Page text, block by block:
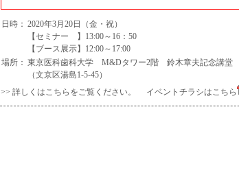
日時： 2020年3月20日（金・祝）
【セミナー 】13:00～16：50
【ブース展示】12:00～17:00
場所： 東京医科歯科大学 M&Dタワー2階 鈴木章夫記念講堂
（文京区湯島1-5-45）
>> 詳しくはこちらをご覧ください。
イベントチラシはこちら